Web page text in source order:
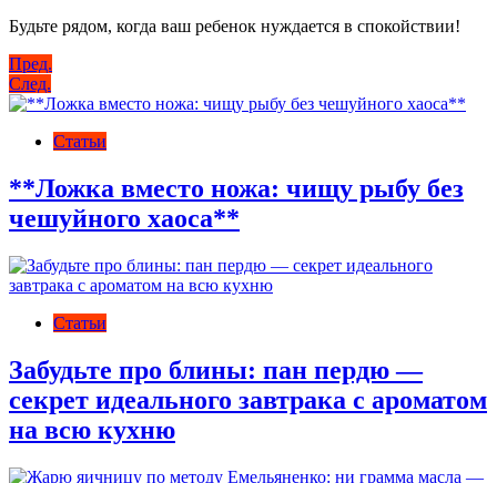
Будьте рядом, когда ваш ребенок нуждается в спокойствии!
Навигация
по
записям
Пред.
След.
Статьи
**Ложка вместо ножа: чищу рыбу без
чешуйного хаоса**
Статьи
Забудьте про блины: пан пердю —
секрет идеального завтрака с ароматом
на всю кухню